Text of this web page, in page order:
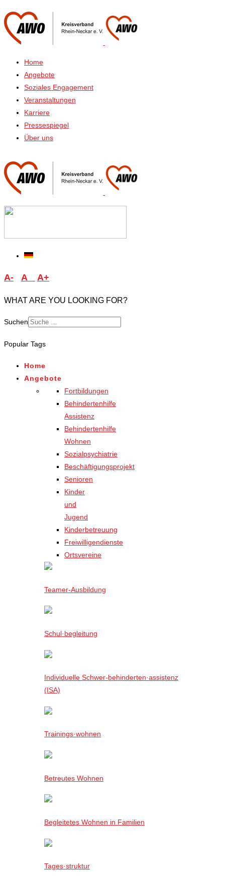
Home
Angebote
Soziales Engagement
Veranstaltungen
Karriere
Pressespiegel
Über uns
A- A A+
WHAT ARE YOU LOOKING FOR?
Suchen
for results.
Popular Tags
Home
Angebote
Fortbildungen
Behindertenhilfe
Assistenz
Behindertenhilfe
Wohnen
Sozialpsychiatrie
Beschäftigungsprojekt
Senioren
Kinder
und
Jugend
Kinderbetreuung
Freiwilligendienste
Ortsvereine
Teamer-Ausbildung
Schul·begleitung
Individuelle Schwer-behinderten·assistenz
(ISA)
Trainings·wohnen
Betreutes Wohnen
Begleitetes Wohnen in Familien
Tages·struktur